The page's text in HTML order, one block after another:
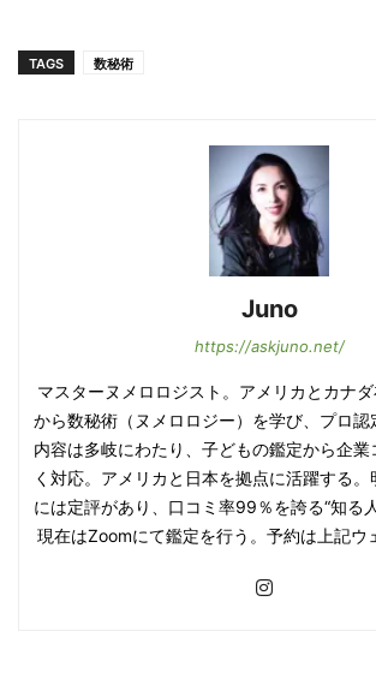
TAGS 数秘術
Juno
https://askjuno.net/
マスターヌメロロジスト。アメリカとカナ
から数秘術（ヌメロロジー）を学び、プロ認
内容は多岐にわたり、子どもの鑑定から企
く対応。アメリカと日本を拠点に活躍する。
には定評があり、口コミ率99％を誇る“知る
現在はZoomにて鑑定を行う。予約は上記ウ